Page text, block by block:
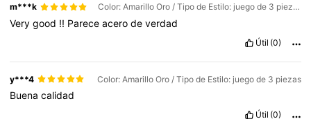
m***k Color: Amarillo Oro / Tipo de Estilo: juego de 3 piezas
Verygood !! Pareceacerodeverdad
Útil (0)
y***4 Color: Amarillo Oro / Tipo de Estilo: juego de 3 piezas
Buenacalidad
Útil (0)